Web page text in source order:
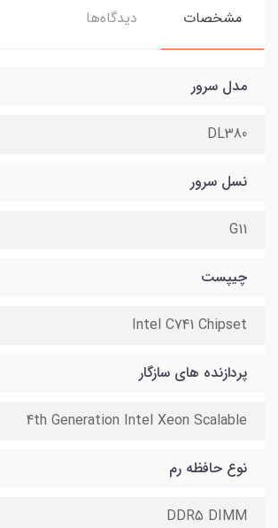
مشخصات دیدگاه‌ها
مدل سرور
DL380
نسل سرور
G11
چیپست
Intel C741 Chipset
پردازنده های سازگار
4th Generation Intel Xeon Scalable
نوع حافظه رم
DDR5 DIMM